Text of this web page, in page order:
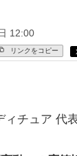
12:00
リンクをコピー
ィチュア 代